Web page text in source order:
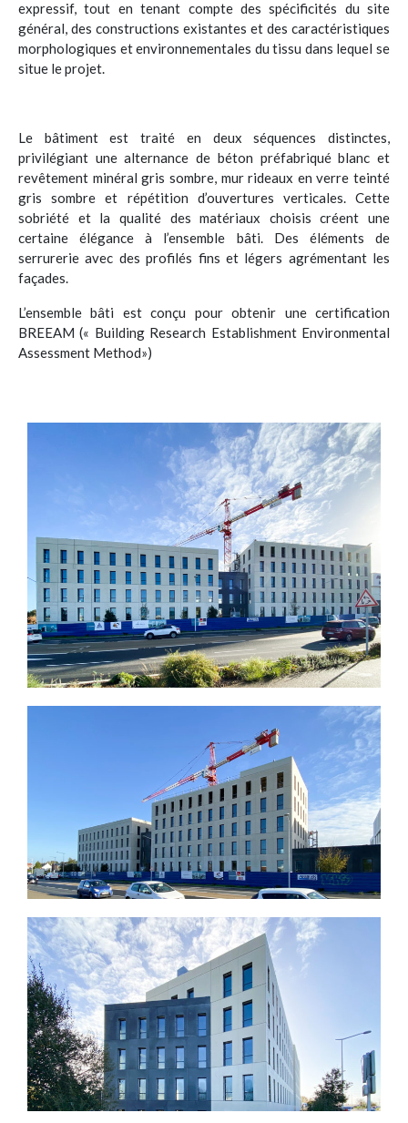
expressif, tout en tenant compte des spécificités du site
général, des constructions existantes et des caractéristiques
morphologiques et environnementales du tissu dans lequel se
situe le projet.
Le bâtiment est traité en deux séquences distinctes,
privilégiant une alternance de béton préfabriqué blanc et
revêtement minéral gris sombre, mur rideaux en verre teinté
gris sombre et répétition d’ouvertures verticales. Cette
sobriété et la qualité des matériaux choisis créent une
certaine élégance à l’ensemble bâti. Des éléments de
serrurerie avec des profilés fins et légers agrémentant les
façades.
L’ensemble bâti est conçu pour obtenir une certification
BREEAM (« Building Research Establishment Environmental
Assessment Method»)